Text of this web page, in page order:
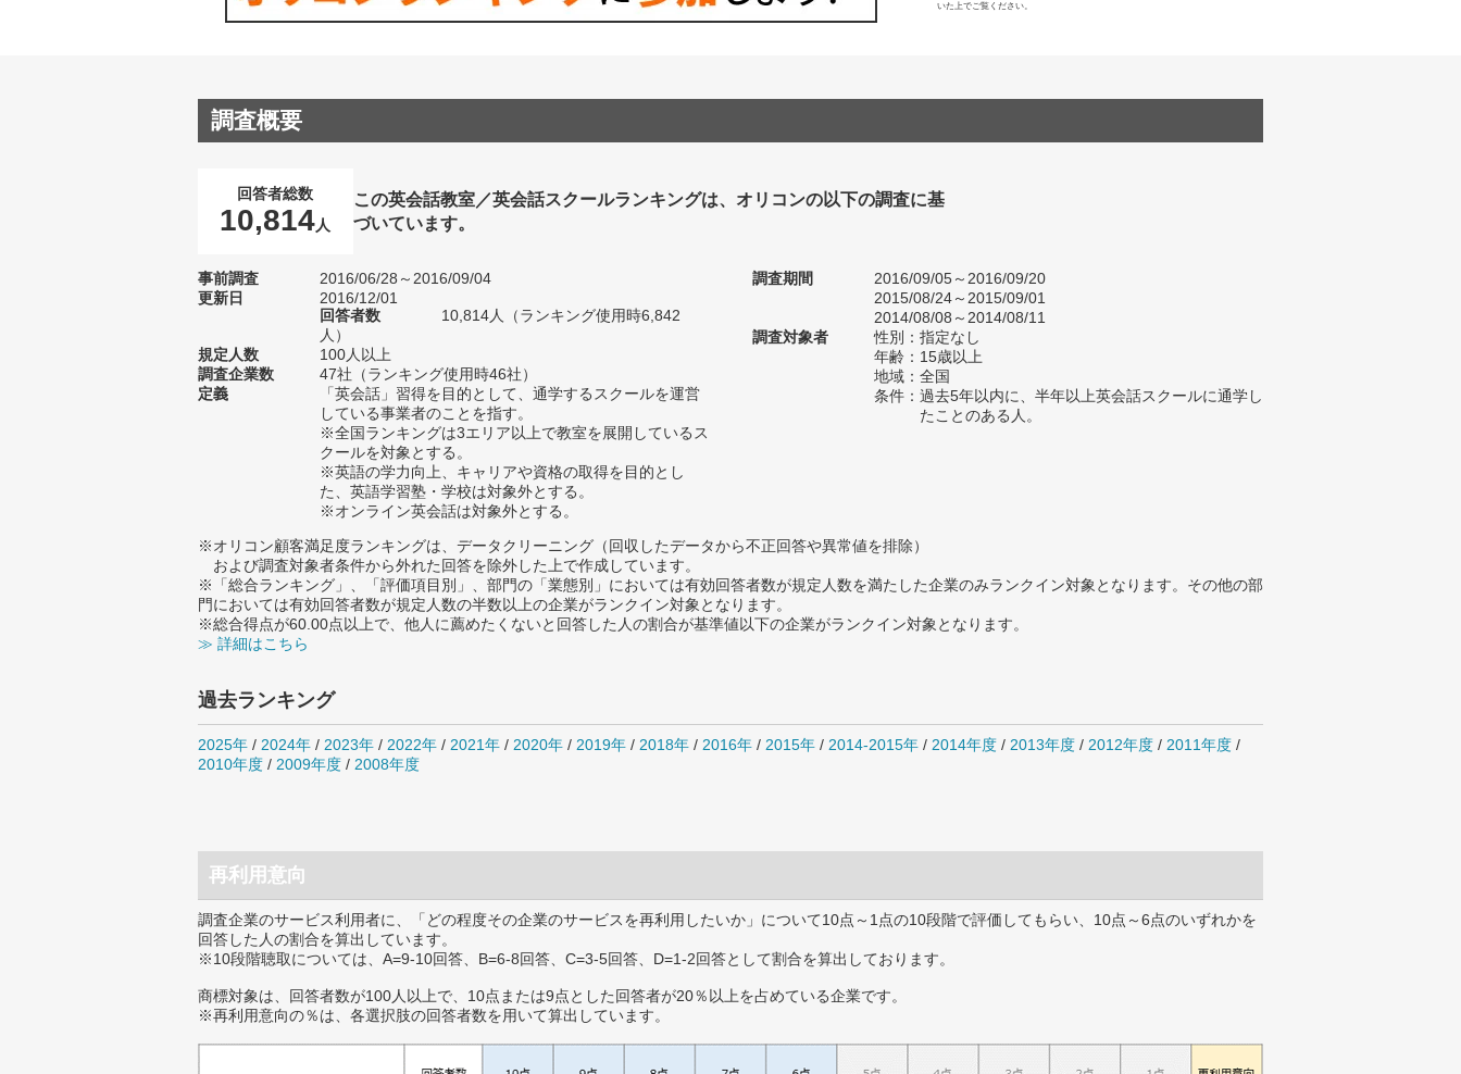
いた上でご覧ください。
調査概要
回答者総数
10,814人
この英会話教室／英会話スクールランキングは、オリコンの以下の調査に基
づいています。
事前調査
2016/06/28～2016/09/04
更新日
2016/12/01
回答者数
10,814人（ランキング使用時6,842
人）
規定人数
100人以上
調査企業数
47社（ランキング使用時46社）
定義
「英会話」習得を目的として、通学するスクールを運営
している事業者のことを指す。
※全国ランキングは3エリア以上で教室を展開しているス
クールを対象とする。
※英語の学力向上、キャリアや資格の取得を目的とし
た、英語学習塾・学校は対象外とする。
※オンライン英会話は対象外とする。
調査期間
2016/09/05～2016/09/20
2015/08/24～2015/09/01
2014/08/08～2014/08/11
調査対象者
性別：指定なし
年齢：15歳以上
地域：全国
条件：過去5年以内に、半年以上英会話スクールに通学し
たことのある人。
※オリコン顧客満足度ランキングは、データクリーニング（回収したデータから不正回答や異常値を排除）
および調査対象者条件から外れた回答を除外した上で作成しています。
※「総合ランキング」、「評価項目別」、部門の「業態別」においては有効回答者数が規定人数を満たした企業のみランクイン対象となります。その他の部
門においては有効回答者数が規定人数の半数以上の企業がランクイン対象となります。
※総合得点が60.00点以上で、他人に薦めたくないと回答した人の割合が基準値以下の企業がランクイン対象となります。
≫ 詳細はこちら
過去ランキング
2025年 / 2024年 / 2023年 / 2022年 / 2021年 / 2020年 / 2019年 / 2018年 / 2016年 / 2015年 / 2014-2015年 / 2014年度 / 2013年度 / 2012年度 / 2011年度 /
2010年度 / 2009年度 / 2008年度
再利用意向
調査企業のサービス利用者に、「どの程度その企業のサービスを再利用したいか」について10点～1点の10段階で評価してもらい、10点～6点のいずれかを
回答した人の割合を算出しています。
※10段階聴取については、A=9-10回答、B=6-8回答、C=3-5回答、D=1-2回答として割合を算出しております。
商標対象は、回答者数が100人以上で、10点または9点とした回答者が20％以上を占めている企業です。
※再利用意向の％は、各選択肢の回答者数を用いて算出しています。